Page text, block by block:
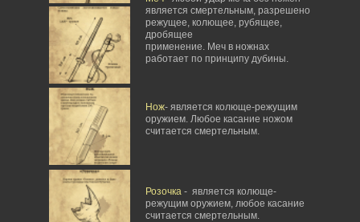
является смертельным, разрешено
режущее, колющее, рубящее,
дробящее
применение. Меч в ножнах
работает по принципу дубины.
Нож- является колюще-режущим
оружием. Любое касание ножом
считается смертельным.
Розочка- является колюще-
режущим оружием, любое касание
считается смертельным.